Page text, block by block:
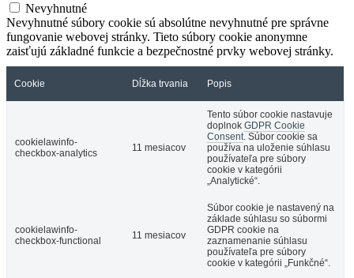
Nevyhnutné
Nevyhnutné súbory cookie sú absolútne nevyhnutné pre správne
fungovanie webovej stránky. Tieto súbory cookie anonymne
zaisťujú základné funkcie a bezpečnostné prvky webovej stránky.
Cookie Dĺžka trvania Popis
cookielawinfo-
checkbox-analytics
11 mesiacov
Tento súbor cookie nastavuje
doplnok GDPR Cookie
Consent . Súbor cookie sa
používa na uloženie súhlasu
používateľa pre súbory
cookie v kategórii
„Analytické“.
cookielawinfo-
checkbox-functional
11 mesiacov
Súbor cookie je nastavený na
základe súhlasu so súbormi
GDPR cookie na
zaznamenanie súhlasu
používateľa pre súbory
cookie v kategórii „Funkčné“.